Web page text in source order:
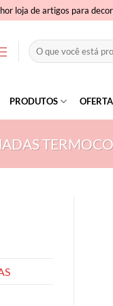
loja de artigos para
Pesquisar
por:
PRODUTOS